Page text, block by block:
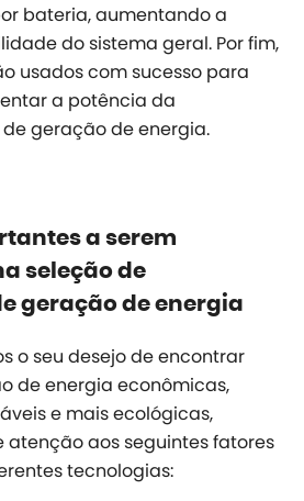
bateria, aumentando a
do sistema geral. Por fim,
usados com sucesso para
a potência da
geração de energia.
a serem
seleção de
geração de energia
o seu desejo de encontrar
de energia econômicas,
e mais ecológicas,
atenção aos seguintes fatores
tecnologias: